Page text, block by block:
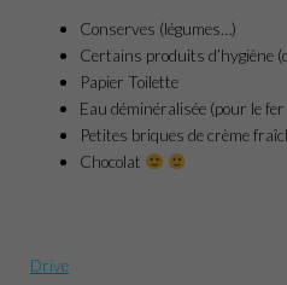
Conserves (légumes…)
Certains produits d’hygiène
Papier Toilette
Eau déminéralisée (pour le
Petites briques de crème
Chocolat
Drive